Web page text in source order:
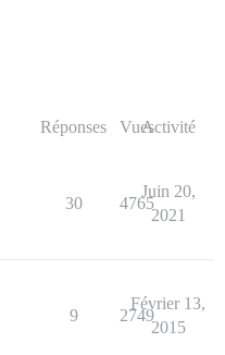
Réponses VuesActivité
30 4765
Juin 20,
2021
9 2749
Février 13,
2015